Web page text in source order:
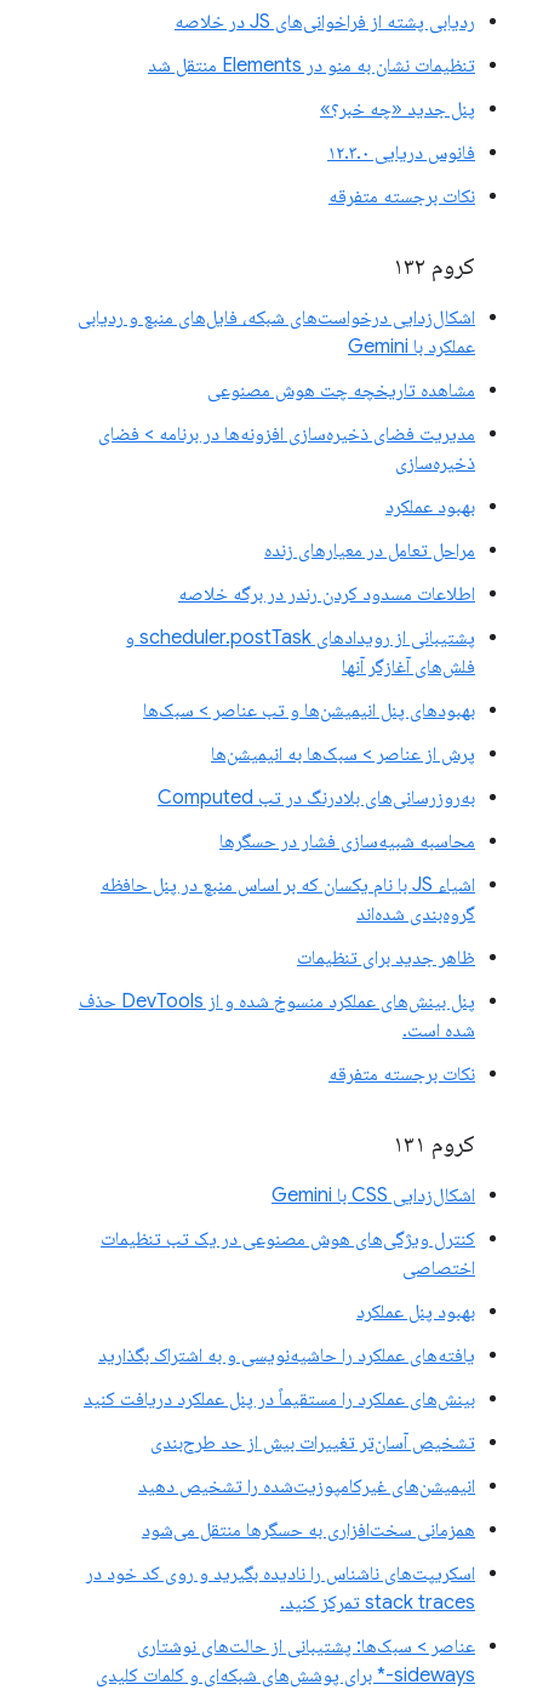
ردیابی پشته از فراخوانی‌های JS در خلاصه
تنظیمات نشان به منو در Elements منتقل شد
پنل جدید «چه خبر؟»
فانوس دریایی ۱۲.۳.۰
نکات برجسته متفرقه
کروم ۱۳۲
اشکال‌زدایی درخواست‌های شبکه، فایل‌های منبع و ردیابی
عملکرد با Gemini
مشاهده تاریخچه چت هوش مصنوعی
مدیریت فضای ذخیره‌سازی افزونه‌ها در برنامه > فضای
ذخیره‌سازی
بهبود عملکرد
مراحل تعامل در معیارهای زنده
اطلاعات مسدود کردن رندر در برگه خلاصه
پشتیبانی از رویدادهای scheduler.postTask و
فلش‌های آغازگر آنها
بهبودهای پنل انیمیشن‌ها و تب عناصر > سبک‌ها
پرش از عناصر > سبک‌ها به انیمیشن‌ها
به‌روزرسانی‌های بلادرنگ در تب Computed
محاسبه شبیه‌سازی فشار در حسگرها
اشیاء JS با نام یکسان که بر اساس منبع در پنل حافظه
گروه‌بندی شده‌اند
ظاهر جدید برای تنظیمات
پنل بینش‌های عملکرد منسوخ شده و از DevTools حذف
شده است.
نکات برجسته متفرقه
کروم ۱۳۱
اشکال‌زدایی CSS با Gemini
کنترل ویژگی‌های هوش مصنوعی در یک تب تنظیمات
اختصاصی
بهبود پنل عملکرد
یافته‌های عملکرد را حاشیه‌نویسی و به اشتراک بگذارید
بینش‌های عملکرد را مستقیماً در پنل عملکرد دریافت کنید
تشخیص آسان‌تر تغییرات بیش از حد طرح‌بندی
انیمیشن‌های غیرکامپوزیت‌شده را تشخیص دهید
همزمانی سخت‌افزاری به حسگرها منتقل می‌شود
اسکریپت‌های ناشناس را نادیده بگیرید و روی کد خود در
stack traces تمرکز کنید.
عناصر > سبک‌ها: پشتیبانی از حالت‌های نوشتاری
sideways-* برای پوشش‌های شبکه‌ای و کلمات کلیدی